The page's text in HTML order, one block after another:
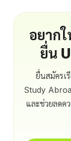
อยาก
ยื่น
ยื่นสมัครเ
Study
และช่วยลดค